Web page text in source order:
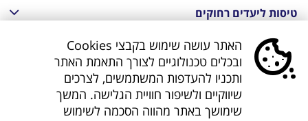
טיסות ליעדים רחוקים
חבילות נופש בחו"ל
חבילות נופש בחו"ל
חבילות טוס וסע
האתר עושה שימוש בקבצי Cookies
ובכלים טכנולוגיים לצורך התאמת האתר
ותכניו להעדפות המשתמשים, לצרכים
שיווקיים ולשיפור חוויית הגלישה. המשך
שימושך באתר מהווה הסכמה לשימוש